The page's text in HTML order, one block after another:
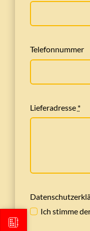
Telefonnummer
Lieferadresse *
Ich stimme